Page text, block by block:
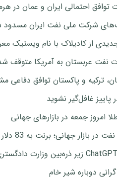
توافق احتمالی ایران و عمان در
شرکت ملی نفت ایران مسدود
از کادیلاک با نام ویستیک
نفت عربستان به آمریکا متوقف
ترکیه و پاکستان توافق دفاعی
پاییز غافل‌گیر نشوید
امروز جمعه در بازارهای جهانی
در بازار جهانی؛ برنت به 83 دلار رسید
دوباره شیر خام